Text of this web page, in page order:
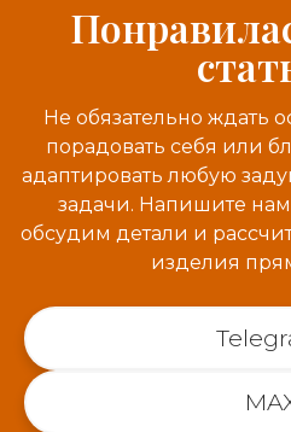
Не обязательно ждать
порадовать себя или
адаптировать любую
задачи. Напишите
обсудим детали и
изделия